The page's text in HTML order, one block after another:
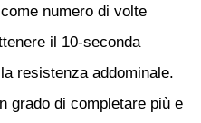
numero di volte
il 10-seconda
resistenza addominale.
grado di completare più e